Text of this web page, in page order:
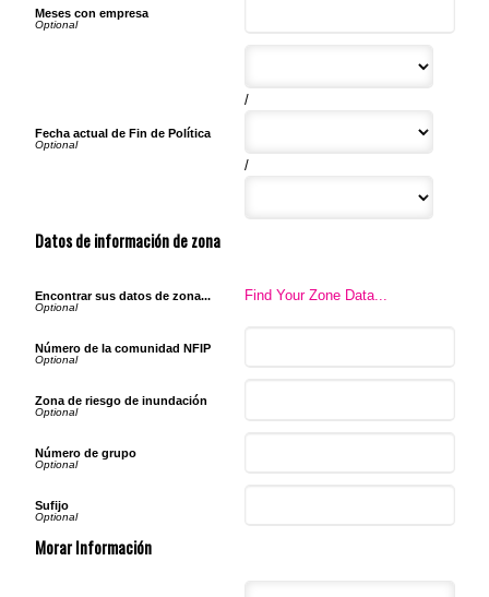
Meses con empresa
Fecha actual de Fin de Política
/
/
Datos de información de zona
Encontrar sus datos de zona... Find Your Zone Data...
Número de la comunidad NFIP
Zona de riesgo de inundación
Número de grupo
Sufijo
Morar Información